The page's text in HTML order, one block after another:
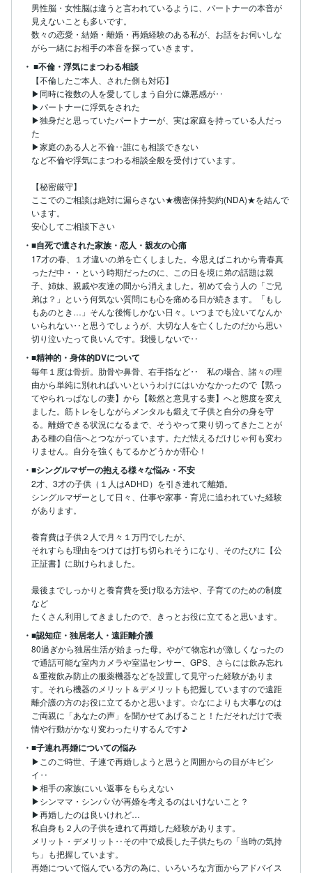
男性脳・女性脳は違うと言われているように、パートナーの本音が
見えないことも多いです。
数々の恋愛・結婚・離婚・再婚経験のある私が、お話をお伺いしな
がら一緒にお相手の本音を探っていきます。
・ ■不倫・浮気にまつわる相談
【不倫したご本人、された側も対応】
▶同時に複数の人を愛してしまう自分に嫌悪感が‥
▶パートナーに浮気をされた
▶独身だと思っていたパートナーが、実は家庭を持っている人だっ
た
▶家庭のある人と不倫‥誰にも相談できない
など不倫や浮気にまつわる相談全般を受付けています。
【秘密厳守】
ここでのご相談は絶対に漏らさない★機密保持契約(NDA)★を結んで
います。
安心してご相談下さい
・■自死で遺された家族・恋人・親友の心痛
17才の春、１才違いの弟を亡くしました。今思えばこれから青春真
っただ中・・という時期だったのに、この日を境に弟の話題は親
子、姉妹、親戚や友達の間から消えました。初めて会う人の「ご兄
弟は？」という何気ない質問にも心を痛める日が続きます。「もし
もあのとき…」そんな後悔しかない日々。いつまでも泣いてなんか
いられない‥と思うでしょうが、大切な人を亡くしたのだから思い
切り泣いたって良いんです。我慢しないで‥
・■精神的・身体的DVについて
毎年１度は骨折。肋骨や鼻骨、右手指など‥　私の場合、諸々の理
由から単純に別れればいいというわけにはいかなかったので【黙っ
てやられっぱなしの妻】から【毅然と意見する妻】へと態度を変え
ました。筋トレをしながらメンタルも鍛えて子供と自分の身を守
る。離婚できる状況になるまで、そうやって乗り切ってきたことが
ある種の自信へとつながっています。ただ怯えるだけじゃ何も変わ
りません。自分を強くもてるかどうかが肝心！
・■シングルマザーの抱える様々な悩み・不安
2才、3才の子供（１人はADHD）を引き連れて離婚。
シングルマザーとして日々、仕事や家事・育児に追われていた経験
があります。
養育費は子供２人で月々１万円でしたが、
それすらも理由をつけては打ち切られそうになり、そのたびに【公
正証書】に助けられました。
最後までしっかりと養育費を受け取る方法や、子育てのための制度
など
たくさん利用してきましたので、きっとお役に立てると思います。
・■認知症・独居老人・遠距離介護
80過ぎから独居生活が始まった母。やがて物忘れが激しくなったの
で通話可能な室内カメラや室温センサー、GPS、さらには飲み忘れ
＆重複飲み防止の服薬機器などを設置して見守った経験がありま
す。それら機器のメリット＆デメリットも把握していますので遠距
離介護の方のお役に立てるかと思います。☆なによりも大事なのは
ご両親に「あなたの声」を聞かせてあげること！ただそれだけで表
情や行動がかなり変わったりするんです♪
・■子連れ再婚についての悩み
▶このご時世、子連で再婚しようと思うと周囲からの目がキビシ
イ‥
▶相手の家族にいい返事をもらえない
▶シンママ・シンパパが再婚を考えるのはいけないこと？
▶再婚したのは良いけれど…
私自身も２人の子供を連れて再婚した経験があります。
メリット・デメリット‥その中で成長した子供たちの「当時の気持
ち」も把握しています。
再婚について悩んでいる方の為に、いろいろな方面からアドバイス